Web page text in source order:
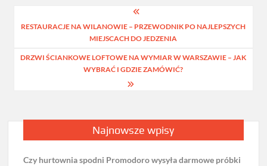
wpisu
RESTAURACJE NA WILANOWIE – PRZEWODNIK PO NAJLEPSZYCH
MIEJSCACH DO JEDZENIA
DRZWI ŚCIANKOWE LOFTOWE NA WYMIAR W WARSZAWIE – JAK
WYBRAĆ I GDZIE ZAMÓWIĆ?
Najnowsze wpisy
Czy hurtownia spodni Promodoro wysyła darmowe próbki